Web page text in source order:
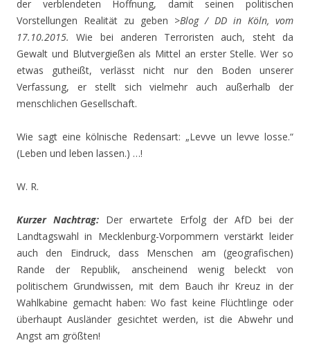
der verblendeten Hoffnung, damit seinen politischen
Vorstellungen Realität zu geben >Blog / DD in Köln, vom
17.10.2015.Wie bei anderen Terroristen auch, steht da
Gewalt und Blutvergießen als Mittel an erster Stelle. Wer so
etwas gutheißt, verlässt nicht nur den Boden unserer
Verfassung, er stellt sich vielmehr auch außerhalb der
menschlichen Gesellschaft.
Wie sagt eine kölnische Redensart: „Levve un levve losse.“
(Leben und leben lassen.) …!
W. R.
Kurzer Nachtrag: Der erwartete Erfolg der AfD bei der
Landtagswahl in Mecklenburg-Vorpommern verstärkt leider
auch den Eindruck, dass Menschen am (geografischen)
Rande der Republik, anscheinend wenig beleckt von
politischem Grundwissen, mit dem Bauch ihr Kreuz in der
Wahlkabine gemacht haben: Wo fast keine Flüchtlinge oder
überhaupt Ausländer gesichtet werden, ist die Abwehr und
Angst am größten!